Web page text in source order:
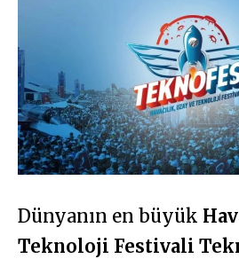
Dünyanın en büyük
Teknoloji Festivali